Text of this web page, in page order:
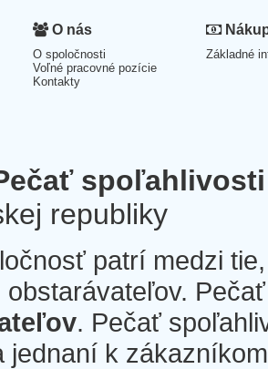
O nás
O spoločnosti
Voľné pracovné pozície
Kontakty
Základné
spoľahlivosti
republiky
patrí medzi
obstarávateľov.
. Pečať
jednaní k